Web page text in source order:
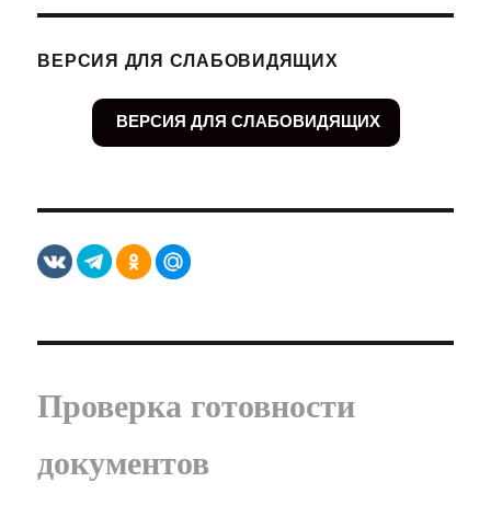
ВЕРСИЯ ДЛЯ СЛАБОВИДЯЩИХ
ВЕРСИЯ ДЛЯ СЛАБОВИДЯЩИХ
Проверка готовности
документов